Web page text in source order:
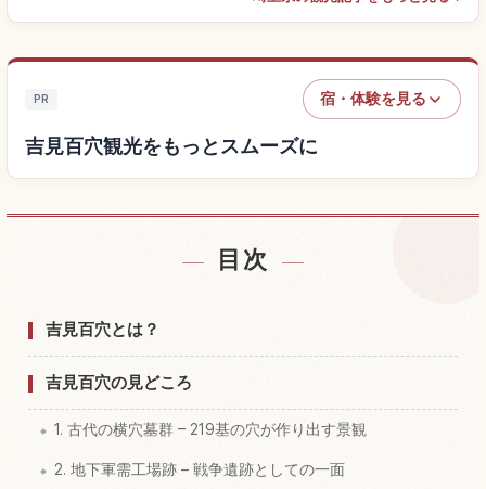
PR 宿・体験を見る
吉見百穴観光をもっとスムーズに
吉見百穴付近の宿を探す
目次
吉見百穴とは？
吉見百穴の見どころ
1. 古代の横穴墓群 – 219基の穴が作り出す景観
2. 地下軍需工場跡 – 戦争遺跡としての一面